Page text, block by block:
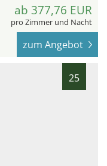
ab 377,76 EUR
pro Zimmer und Nacht
zum Angebot
25